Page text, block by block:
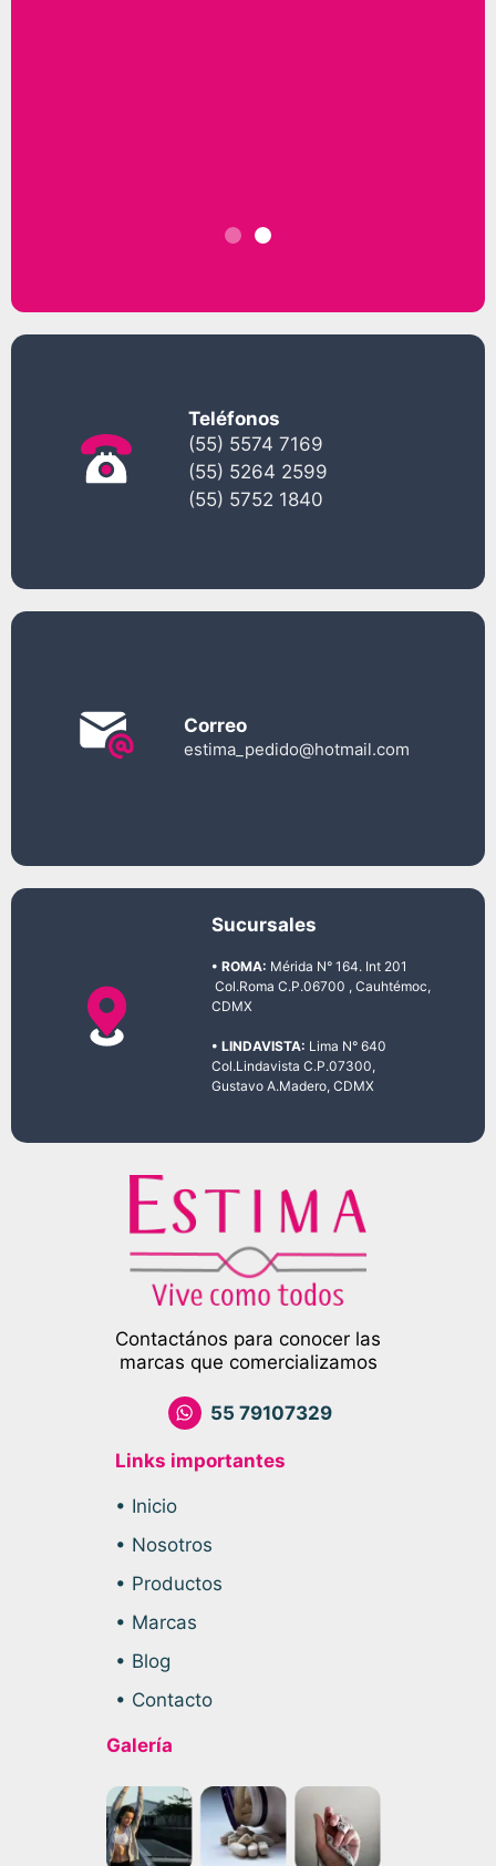
Teléfonos
(55) 5574 7169
(55) 5264 2599
(55) 5752 1840
Correo
estima_pedido@hotmail.com
Sucursales
• ROMA: Mérida N° 164. Int 201
Col.Roma C.P.06700 , Cauhtémoc,
CDMX
• LINDAVISTA: Lima N° 640
Col.Lindavista C.P.07300,
Gustavo A.Madero, CDMX
Contactános para conocer las
marcas que comercializamos
55 79107329
Links importantes
• Inicio
• Nosotros
• Productos
• Marcas
• Blog
• Contacto
Galería